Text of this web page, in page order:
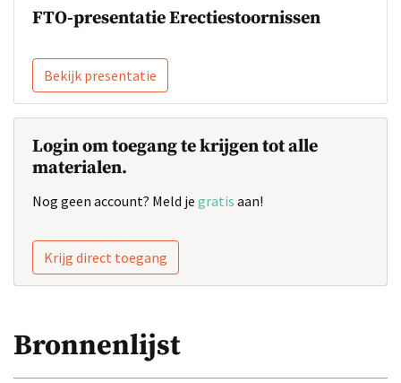
FTO-presentatie Erectiestoornissen
Bekijk presentatie
Login om toegang te krijgen tot alle
materialen.
Nog geen account? Meld je gratis aan!
Krijg direct toegang
Bronnenlijst